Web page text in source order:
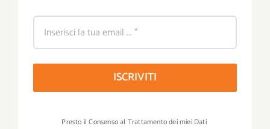
ISCRIVITI
Presto il Consenso al Trattamento dei miei Dati